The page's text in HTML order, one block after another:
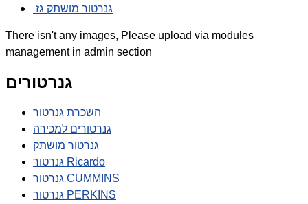
גנרטור מושתק גז
There isn't any images, Please upload via modules
management in admin section
גנרטורים
השכרת גנרטור
גנרטורים למכירה
גנרטור מושתק
גנרטור Ricardo
גנרטור CUMMINS
גנרטור PERKINS